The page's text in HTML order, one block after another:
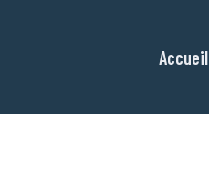
Accueil